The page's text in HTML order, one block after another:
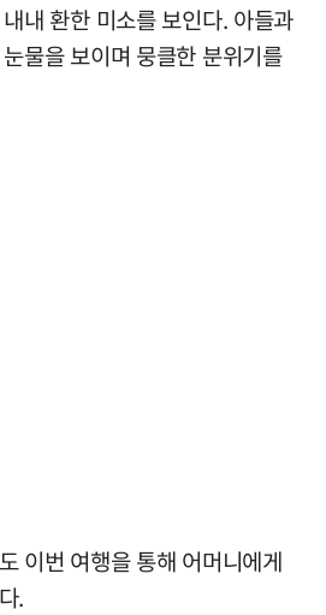
내 환한 미소를 보인다. 아들과
물을 보이며 뭉클한 분위기를
이번 여행을 통해 어머니에게
.